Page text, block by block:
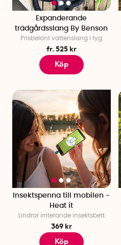
Expanderande
trädgårdsslang By Benson
Prisbelönt vattenslang i tyg
fr. 525 kr
Köp
Insektspenna till mobilen -
Heat it
Lindrar irriterande insektsbett
369 kr
Köp